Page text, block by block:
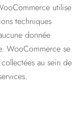
utilise
techniques
donnée
WooCommerce se
au sein de